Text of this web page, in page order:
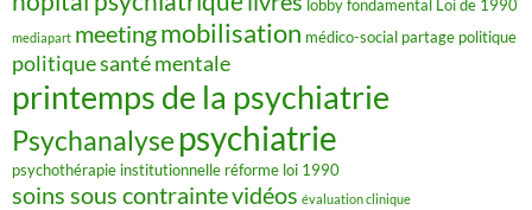
lobby fondamental Loi de 1990
mediapart meetingmobilisation médico-social partage politique
politique santé mentale
printemps de la psychiatrie
Psychanalyse psychiatrie
psychothérapie institutionnelle réforme loi 1990
soins sous contraintevidéos évaluation clinique